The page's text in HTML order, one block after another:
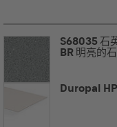
S68035 石
BR 明亮的
Duropal